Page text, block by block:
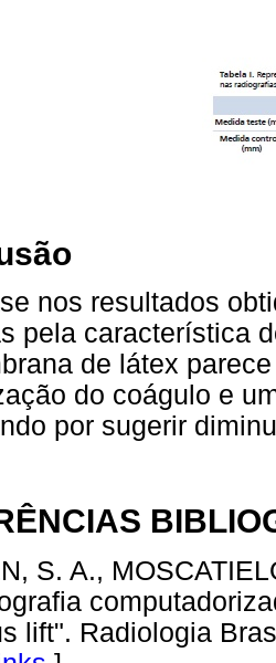
nos resultados
pela característica
de látex
do coágulo e
por sugerir
S. A.,
lift". Radiologia